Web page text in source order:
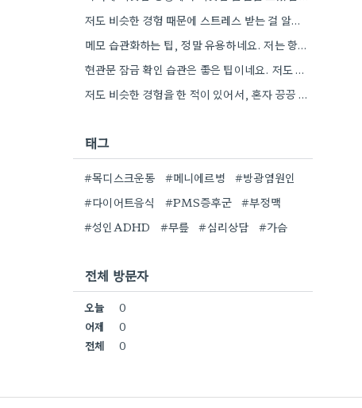
저도 비슷한 경험 때문에 스트레스 받는 걸 알아요. 기억력 관리 습관을 만들려고 노력하는 것도 좋지만,…
메모 습관화하는 팁, 정말 유용하네요. 저는 항상 잊어버리는 곳을 따로 챙겨두는 습관을 들이려고 노력하고 있어요.
현관문 잠금 확인 습관은 좋은 팁이네요. 저도 가끔 잊어버려서 스마트폰으로 찍어두는 걸 고려해봐야겠어요.
저도 비슷한 경험을 한 적이 있어서, 혼자 끙끙 앓는 것보다 전문가의 도움을 받는 게 정말…
태그
#목디스크운동 #메니에르병
#방광염원인
#다이어트음식
#PMS증후군
#부정맥
#성인ADHD
#무릎 #심리상담 #가슴
전체 방문자
오늘
0
어제
0
전체
0